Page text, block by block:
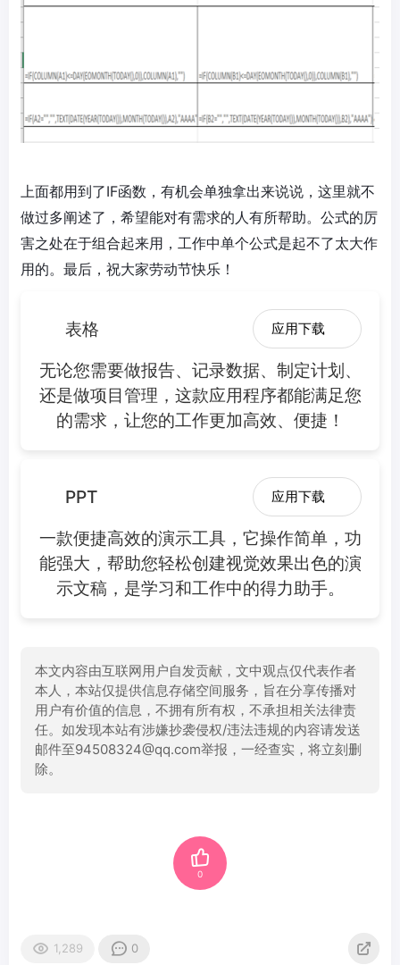
上面都用到了IF函数，有机会单独拿出来说说，这里就不
做过多阐述了，希望能对有需求的人有所帮助。公式的厉
害之处在于组合起来用，工作中单个公式是起不了太大作
用的。最后，祝大家劳动节快乐！
表格 应用下载
无论您需要做报告、记录数据、制定计划、
还是做项目管理，这款应用程序都能满足您
的需求，让您的工作更加高效、便捷！
PPT 应用下载
一款便捷高效的演示工具，它操作简单，功
能强大，帮助您轻松创建视觉效果出色的演
示文稿，是学习和工作中的得力助手。
本文内容由互联网用户自发贡献，文中观点仅代表作者
本人，本站仅提供信息存储空间服务，旨在分享传播对
用户有价值的信息，不拥有所有权，不承担相关法律责
任。如发现本站有涉嫌抄袭侵权/违法违规的内容请发送
邮件至94508324@qq.com举报，一经查实，将立刻删
除。
0
1,289 0